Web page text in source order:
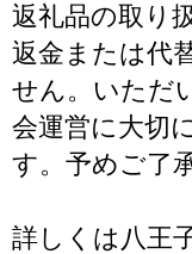
返礼品の取り
返金または代
せん。いただ
会運営に大切
す。予めご了
詳しくは八王